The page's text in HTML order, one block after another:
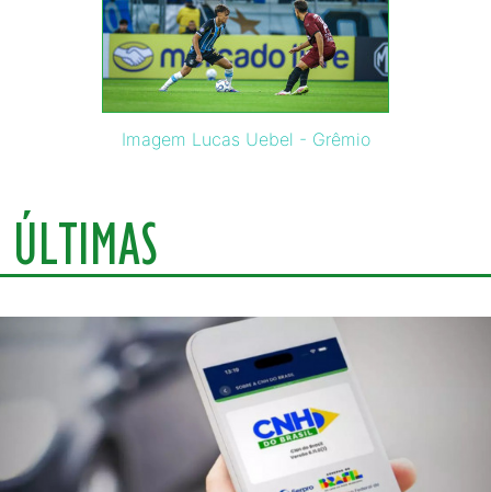
Imagem Lucas Uebel - Grêmio
ÚLTIMAS